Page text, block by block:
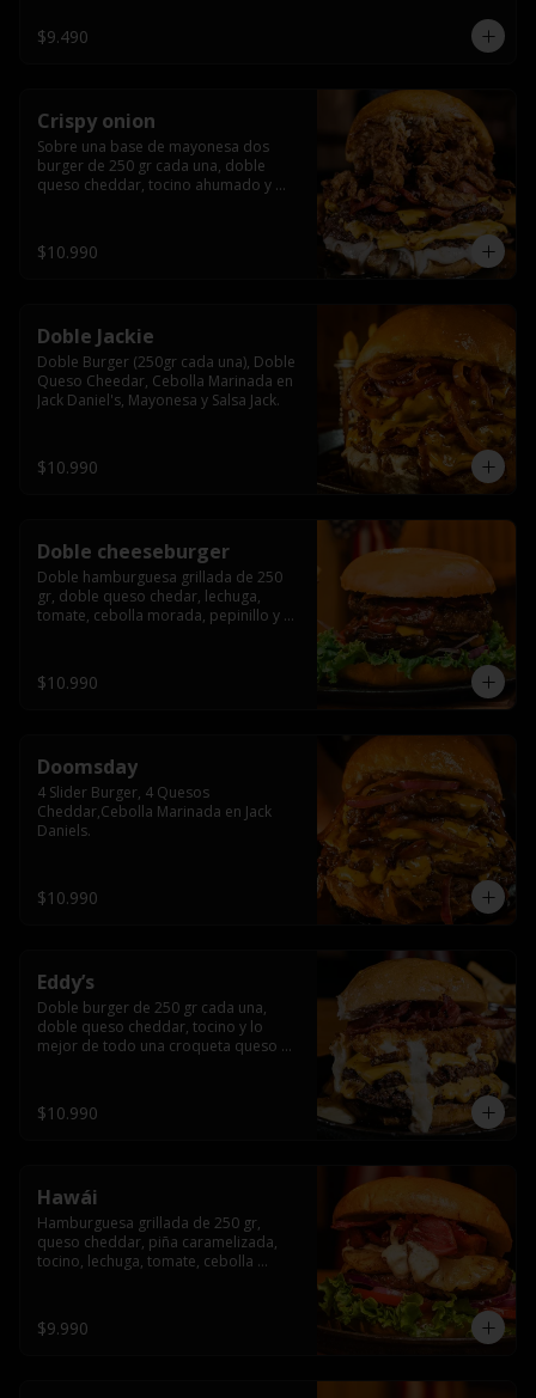
$9.490
Crispy onion
Sobre una base de mayonesa dos
burger de 250 gr cada una, doble
queso cheddar, tocino ahumado y
$10.990
Doble Jackie
Doble Burger (250gr cada una), Doble
Queso Cheedar, Cebolla Marinada en
Jack Daniel's, Mayonesa y Salsa Jack.
$10.990
Doble cheeseburger
Doble hamburguesa grillada de 250
gr, doble queso chedar, lechuga,
tomate, cebolla morada, pepinillo y
$10.990
Doomsday
4 Slider Burger, 4 Quesos
Cheddar,Cebolla Marinada en Jack
Daniels.
$10.990
Eddy’s
Doble burger de 250 gr cada una,
doble queso cheddar, tocino y lo
mejor de todo una croqueta queso
$10.990
Hawái
Hamburguesa grillada de 250 gr,
queso cheddar, piña caramelizada,
tocino, lechuga, tomate, cebolla
$9.990